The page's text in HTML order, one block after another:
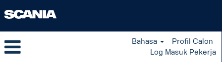
Bahasa
Profil Calon
Log Masuk Pekerja